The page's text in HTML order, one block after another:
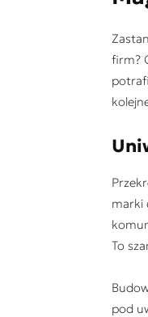
firm?
marki
To
pod